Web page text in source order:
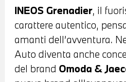
INEOS Grenadier, il
carattere autentico,
amanti dell’avventura.
Auto diventa anche
del brand Omoda &